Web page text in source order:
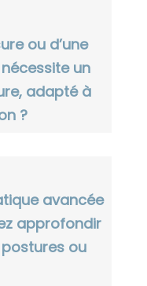
ou d’une
un
adapté à
?
avancée
approfondir
ou